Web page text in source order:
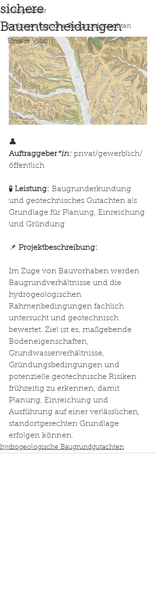
Hangwasser
hydrogeologische Baugrundgutachten
Unsere Vision
sichere
Bauentscheidungen
👤
Auftraggeber*in: privat/gewerblich/
öffentlich
🧪 Leistung: Baugrunderkundung
und geotechnisches Gutachten als
Grundlage für Planung, Einreichung
und Gründung
📌 Projektbeschreibung:
Im Zuge von Bauvorhaben werden
Baugrundverhältnisse und die
hydrogeologischen
Rahmenbedingungen fachlich
untersucht und geotechnisch
bewertet. Ziel ist es, maßgebende
Bodeneigenschaften,
Grundwasserverhältnisse,
Gründungsbedingungen und
potenzielle geotechnische Risiken
frühzeitig zu erkennen, damit
Planung, Einreichung und
Ausführung auf einer verlässlichen,
standortgerechten Grundlage
erfolgen können.
hydrogeologische Baugrundgutachten